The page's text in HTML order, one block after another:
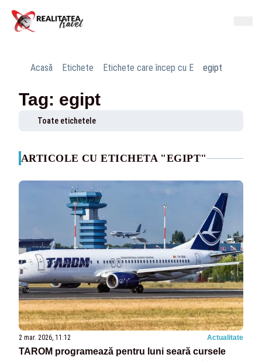
Acasă Etichete Etichete care încep cu E egipt
Tag: egipt
Toate etichetele
ARTICOLE CU ETICHETA "EGIPT"
2 mar. 2026, 11:12 Actualitate
TAROM programează pentru luni seară cursele